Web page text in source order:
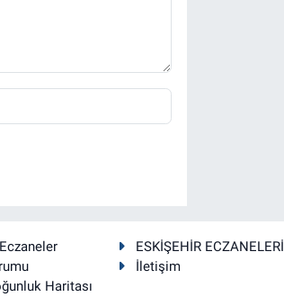
Haritası
ESKİŞEHİR ECZANELERİ
İletişim